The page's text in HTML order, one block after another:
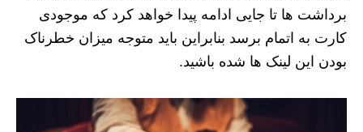
برداشت ها تا جایی ادامه پیدا خواهد کرد که موجودی
کارت به اتمام برسد بنابراین باید متوجه میزان خطرناک
بودن این لینک ها شده باشید.